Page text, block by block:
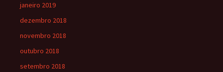
janeiro 2019
dezembro 2018
novembro 2018
outubro 2018
setembro 2018